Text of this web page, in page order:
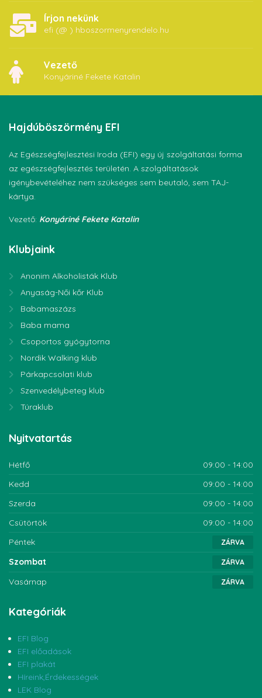
Írjon nekünk
efi (@ ) hboszormenyrendelo.hu
Vezető
Konyáriné Fekete Katalin
Hajdúböszörmény EFI
Az Egészségfejlesztési Iroda (EFI) egy új szolgáltatási forma
az egészségfejlesztés területén. A szolgáltatások
igénybevételéhez nem szükséges sem beutaló, sem TAJ-
kártya.
Vezető: Konyáriné Fekete Katalin
Klubjaink
Anonim Alkoholisták Klub
Anyaság-Női kőr Klub
Babamaszázs
Baba mama
Csoportos gyógytorna
Nordik Walking klub
Párkapcsolati klub
Szenvedélybeteg klub
Túraklub
Nyitvatartás
Hétfő
09:00 - 14:00
Kedd
09:00 - 14:00
Szerda
09:00 - 14:00
Csütörtök
09:00 - 14:00
Péntek
ZÁRVA
Szombat ZÁRVA
Vasárnap ZÁRVA
Kategóriák
EFI Blog
EFI előadások
EFI plakát
Híreink,Érdekességek
LEK Blog